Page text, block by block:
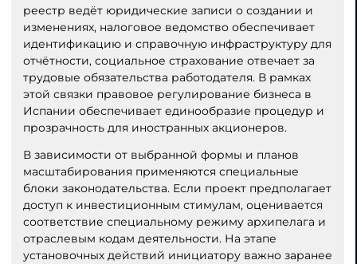
реестр ведёт юридические записи о создании и
изменениях, налоговое ведомство обеспечивает
идентификацию и справочную инфраструктуру для
отчётности, социальное страхование отвечает за
трудовые обязательства работодателя. В рамках
этой связки правовое регулирование бизнеса в
Испании обеспечивает единообразие процедур и
прозрачность для иностранных акционеров.
В зависимости от выбранной формы и планов
масштабирования применяются специальные
блоки законодательства. Если проект предполагает
доступ к инвестиционным стимулам, оценивается
соответствие специальному режиму архипелага и
отраслевым кодам деятельности. На этапе
установочных действий инициатору важно заранее